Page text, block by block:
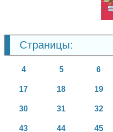
Страницы:
4 5 6
17 18 19
30 31 32
43 44 45